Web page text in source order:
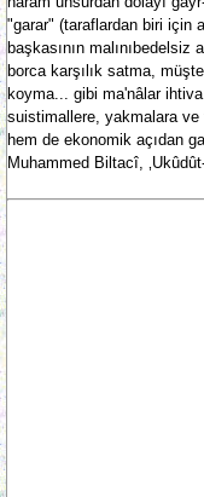
"garar" (taraflardan biri için
başkasının
borca karşılık satma,
koyma... gibi ma'nâlar
suistimallere, yakmalara ve
hem de ekonomik açıdan
Muhammed Biltacî,